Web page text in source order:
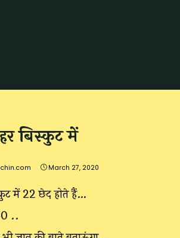
बिस्कुट में
March 27, 2020
में 22 छेद होते हैं…
..